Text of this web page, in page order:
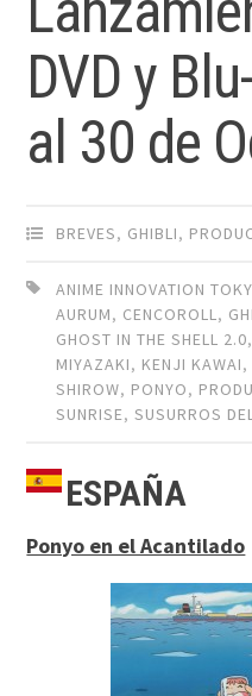
DVD y
al 30 de
BREVES, GHIBLI,
ANIME INNOVATION
AURUM, CENCOROLL ,
GHOST IN THE SHELL 2.0,
MIYAZAKI, KENJI KAWAI,
SHIROW, PONYO,
SUNRISE,SUSURROS
ESPAÑA
Ponyo en el Acantilado